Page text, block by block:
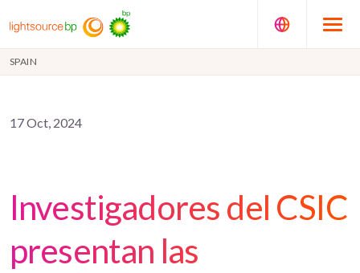
SPAIN
17 Oct, 2024
Investigadores del CSIC
presentan las